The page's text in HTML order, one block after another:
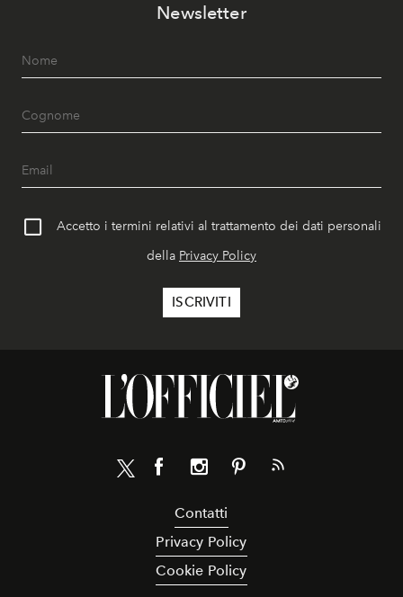
Newsletter
Accetto i termini relativi al trattamento dei dati personali
della Privacy Policy
Contatti
Privacy Policy
Cookie Policy